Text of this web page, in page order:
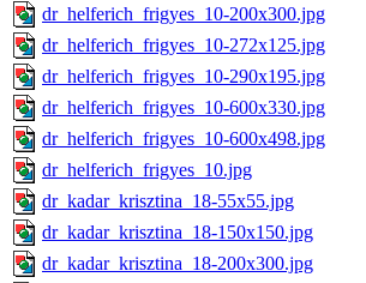
dr_helferich_frigyes_10-200x300.jpg
dr_helferich_frigyes_10-272x125.jpg
dr_helferich_frigyes_10-290x195.jpg
dr_helferich_frigyes_10-600x330.jpg
dr_helferich_frigyes_10-600x498.jpg
dr_helferich_frigyes_10.jpg
dr_kadar_krisztina_18-55x55.jpg
dr_kadar_krisztina_18-150x150.jpg
dr_kadar_krisztina_18-200x300.jpg